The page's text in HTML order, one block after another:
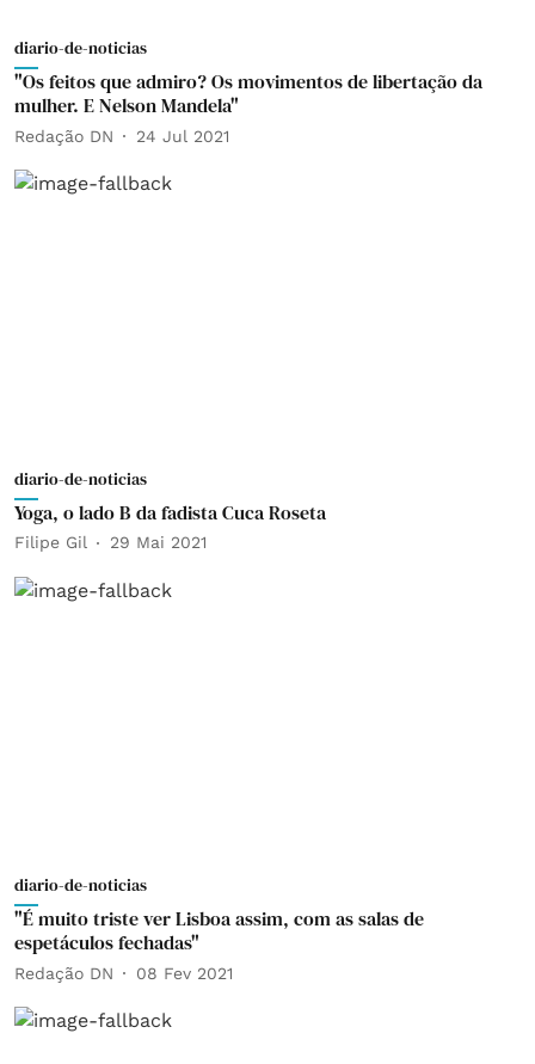
diario-de-noticias
"Os feitos que admiro? Os movimentos de libertação da
mulher. E Nelson Mandela"
Redação DN 24 Jul 2021
diario-de-noticias
Yoga, o lado B da fadista Cuca Roseta
Filipe Gil 29 Mai 2021
diario-de-noticias
"É muito triste ver Lisboa assim, com as salas de
espetáculos fechadas"
Redação DN 08 Fev 2021